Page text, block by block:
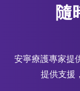
隨
安寧療護專家提
提供支援